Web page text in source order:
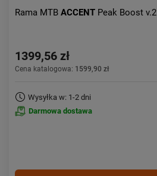
Rama MTB ACCENT Peak Boost v.2
1399,56 zł
Cena katalogowa: 1599,90 zł
Wysyłka w: 1-2 dni
Darmowa dostawa